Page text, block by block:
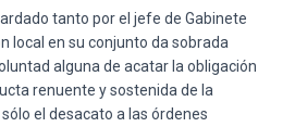
tanto por el jefe de Gabinete
local en su conjunto da sobrada
alguna de acatar la obligación
renuente y sostenida de la
el desacato a las órdenes